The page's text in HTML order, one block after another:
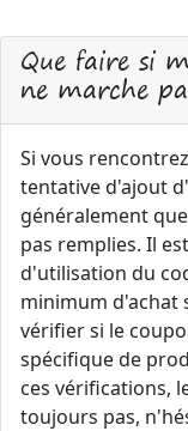
Que faire si
ne marche
Si vous
tentative d'ajout
généralement
pas remplies. Il
d'utilisation du
minimum d'achat
vérifier si le
spécifique de
ces vérifications,
toujours pas,